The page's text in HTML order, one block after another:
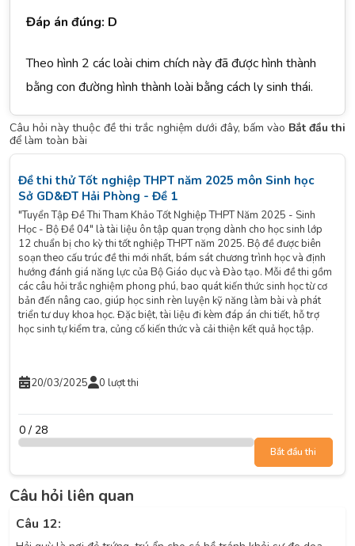
Đáp án đúng: D
Theo hình 2 các loài chim chích này đã được hình thành
bằng con đường hình thành loài bằng cách ly sinh thái.
Câu hỏi này thuộc đề thi trắc nghiệm dưới đây, bấm vào Bắt đầu thi
để làm toàn bài
Đề thi thử Tốt nghiệp THPT năm 2025 môn Sinh học
Sở GD&ĐT Hải Phòng - Đề 1
"Tuyển Tập Đề Thi Tham Khảo Tốt Nghiệp THPT Năm 2025 - Sinh
Học - Bộ Đề 04" là tài liệu ôn tập quan trọng dành cho học sinh lớp
12 chuẩn bị cho kỳ thi tốt nghiệp THPT năm 2025. Bộ đề được biên
soạn theo cấu trúc đề thi mới nhất, bám sát chương trình học và định
hướng đánh giá năng lực của Bộ Giáo dục và Đào tạo. Mỗi đề thi gồm
các câu hỏi trắc nghiệm phong phú, bao quát kiến thức sinh học từ cơ
bản đến nâng cao, giúp học sinh rèn luyện kỹ năng làm bài và phát
triển tư duy khoa học. Đặc biệt, tài liệu đi kèm đáp án chi tiết, hỗ trợ
học sinh tự kiểm tra, củng cố kiến thức và cải thiện kết quả học tập.
20/03/2025 0 lượt thi
0 / 28
Bắt đầu thi
Câu hỏi liên quan
Câu 12: